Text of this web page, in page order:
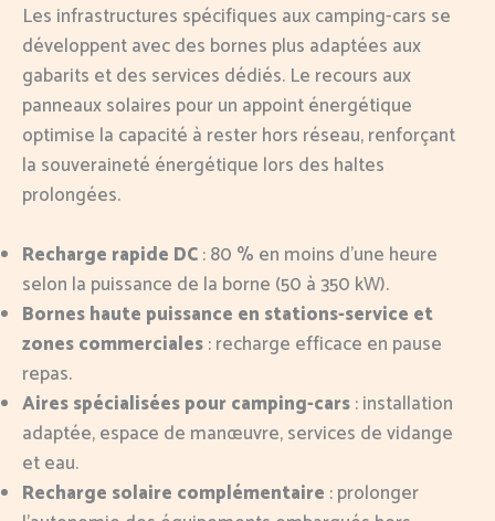
Les infrastructures spécifiques aux camping-cars se
développent avec des bornes plus adaptées aux
gabarits et des services dédiés. Le recours aux
panneaux solaires pour un appoint énergétique
optimise la capacité à rester hors réseau, renforçant
la souveraineté énergétique lors des haltes
prolongées.
Recharge rapide DC: 80 % en moins d’une heure
selon la puissance de la borne (50 à 350 kW).
Bornes haute puissance en stations-service et
zones commerciales: recharge efficace en pause
repas.
Aires spécialisées pour camping-cars: installation
adaptée, espace de manœuvre, services de vidange
et eau.
Recharge solaire complémentaire : prolonger